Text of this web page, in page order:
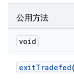
公用方法
void
exitTradefed